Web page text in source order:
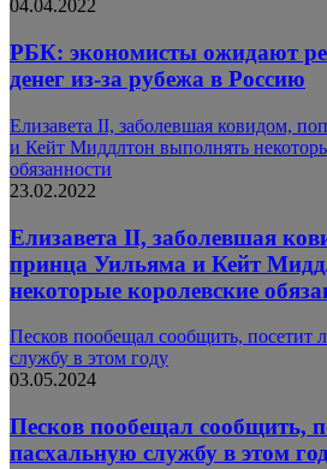
04.04.2022
РБК: экономисты ожидают
денег из-за рубежа в Россию
Елизавета II, заболевшая ковидом,
и Кейт Миддлтон выполнять
обязанности
23.02.2022
Елизавета II, заболевшая
принца Уильяма и Кейт
некоторые королевские
Песков пообещал сообщить, посетит
службу в этом году
03.05.2024
Песков пообещал сообщить,
пасхальную службу в этом